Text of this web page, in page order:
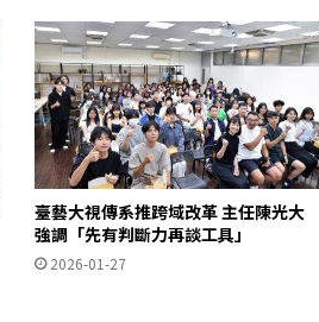
臺藝大視傳系推跨域改革 主任陳光大
強調「先有判斷力再談工具」
2026-01-27